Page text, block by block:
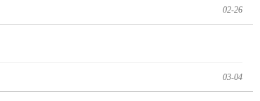
02-26
03-04